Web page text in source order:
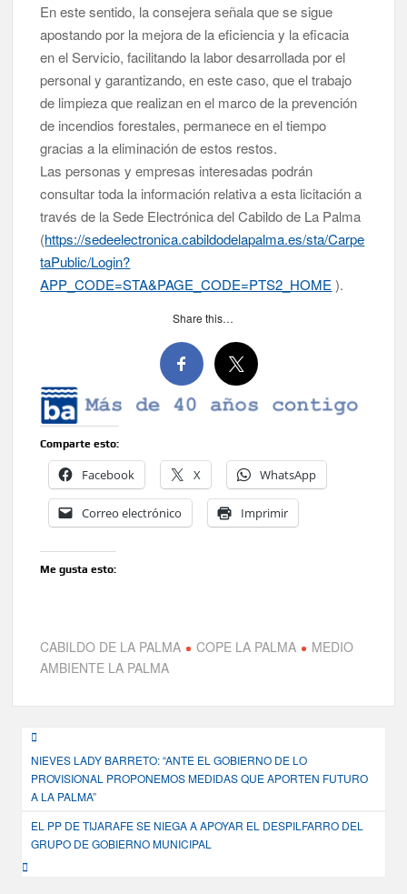
En este sentido, la consejera señala que se sigue
apostando por la mejora de la eficiencia y la eficacia
en el Servicio, facilitando la labor desarrollada por el
personal y garantizando, en este caso, que el trabajo
de limpieza que realizan en el marco de la prevención
de incendios forestales, permanece en el tiempo
gracias a la eliminación de estos restos.
Las personas y empresas interesadas podrán
consultar toda la información relativa a esta licitación a
través de la Sede Electrónica del Cabildo de La Palma
(https://sedeelectronica.cabildodelapalma.es/sta/Carpe
taPublic/Login?
APP_CODE=STA&PAGE_CODE=PTS2_HOME ).
Share this…
Comparte esto:
Facebook X WhatsApp
Correo electrónico Imprimir
Me gusta esto:
CABILDO DE LA PALMA COPE LA PALMA
MEDIO
AMBIENTE LA PALMA
Navegación
de
entradas
NIEVES LADY BARRETO: “ANTE EL GOBIERNO DE LO
PROVISIONAL PROPONEMOS MEDIDAS QUE APORTEN FUTURO
A LA PALMA”
EL PP DE TIJARAFE SE NIEGA A APOYAR EL DESPILFARRO DEL
GRUPO DE GOBIERNO MUNICIPAL